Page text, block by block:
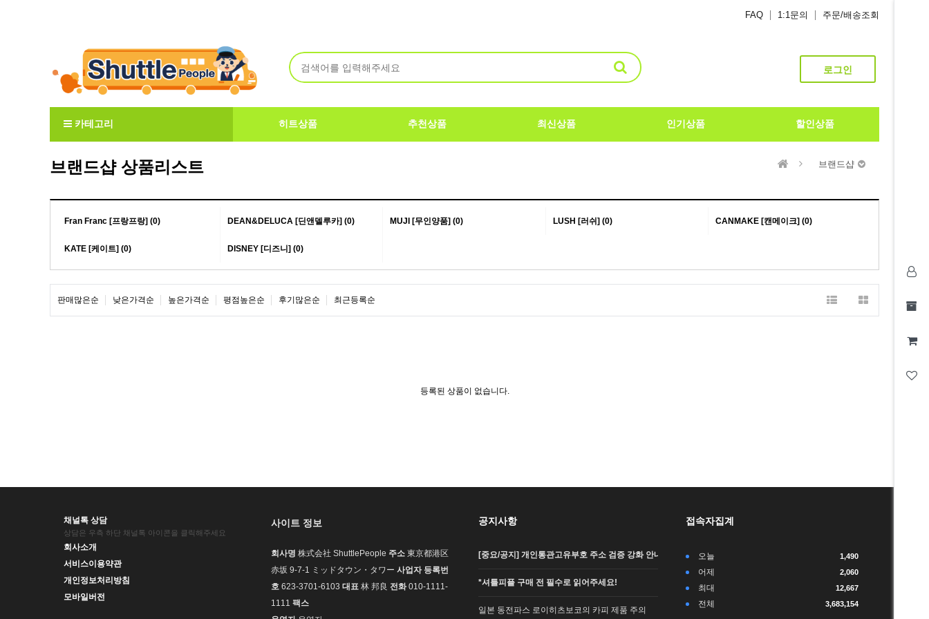
FAQ 1:1문의 주문/배송조회
로그인
카테고리 히트상품 추천상품 최신상품 인기상품 할인상품
브랜드샵 상품리스트 브랜드샵
Fran Franc [프랑프랑] (0) DEAN&DELUCA [딘앤델루카] (0) MUJI [무인양품] (0) LUSH [러쉬] (0) CANMAKE [캔메이크] (0)
KATE [케이트] (0) DISNEY [디즈니] (0)
판매많은순 낮은가격순 높은가격순 평점높은순 후기많은순 최근등록순
등록된 상품이 없습니다.
채널톡 상담
상담은 우측 하단 채널톡 아이콘을 클릭해주세요
회사소개
서비스이용약관
개인정보처리방침
모바일버전
사이트 정보
회사명 株式会社 ShuttlePeople 주소 東京都港区
赤坂 9-7-1 ミッドタウン・タワー 사업자 등록번
호 623-3701-6103 대표 林 邦良 전화010-1111-
1111 팩스
공지사항
[중요/공지] 개인통관고유부호 주소 검증 강화 안내 (…
*셔틀피플 구매 전 필수로 읽어주세요!
일본 동전파스 로이히츠보코의 카피 제품 주의
접속자집계
오늘 1,490
어제 2,060
최대 12,667
전체 3,683,154